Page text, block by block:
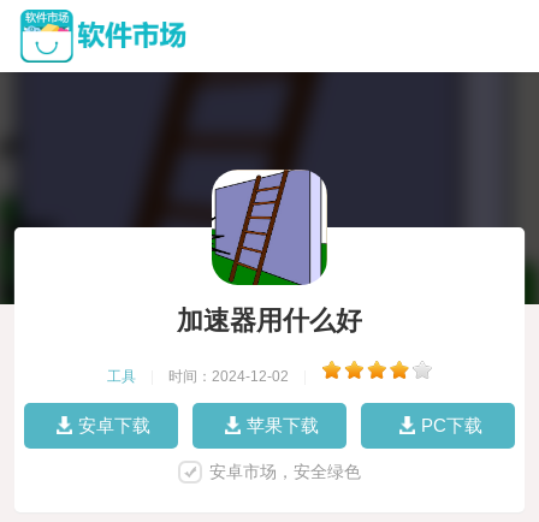
加速器用什么好
工具 时间：2024-12-02
安卓下载 苹果下载 PC下载
安卓市场，安全绿色